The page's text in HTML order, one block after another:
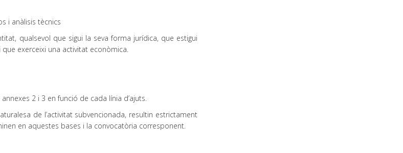
i anàlisis tècnics
qualsevol que sigui la seva forma jurídica, que estigui
exerceixi una activitat econòmica.
2 i 3 en funció de cada línia d’ajuts.
de l’activitat subvencionada, resultin estrictament
en aquestes bases i la convocatòria corresponent.